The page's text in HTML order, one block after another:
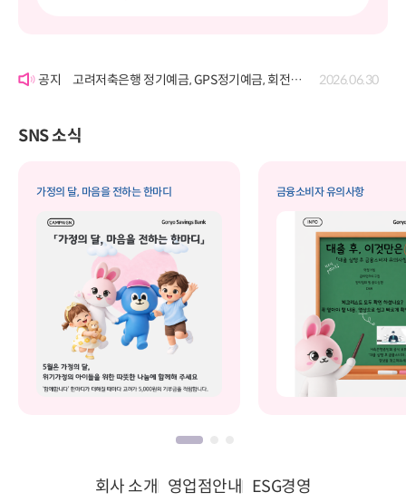
고려저축은행 정기예금, GPS정기예금, 회전정기예금, GPS회전정기예금, 자유적립예금, 퇴직연금정기예금, 보고파플러스 파킹통장(기업포함)의 금리 변경 공시
2026.06.30
SNS 소식
가정의 달, 마음을 전하는 한마디 금융소비자 유의사항
회사 소개 영업점안내 ESG경영